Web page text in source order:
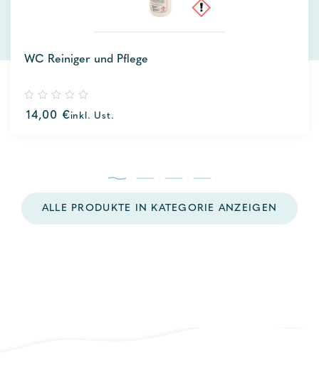
WC Reiniger und Pflege
out
14,00 €inkl. Ust.
ALLE PRODUKTE IN KATEGORIE ANZEIGEN